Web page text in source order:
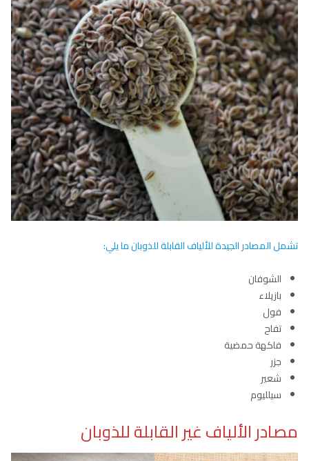
تشمل المصادر الجيدة للألياف القابلة للذوبان ما يلي:
الشوفان
بازيلاء
فول
تفاح
فاكهة حمضية
جزر
شعير
سيلليوم
مصادر الألياف غير القابلة للذوبان